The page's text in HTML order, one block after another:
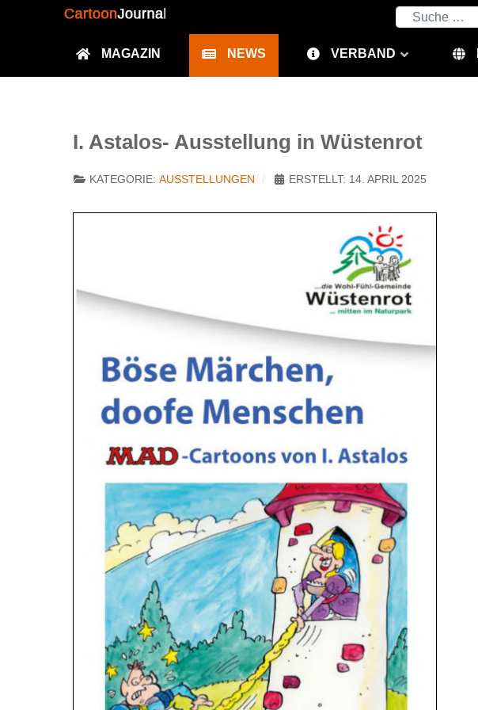
Suchen
MAGAZIN NEWS VERBAND
I. Astalos- Ausstellung in Wüstenrot
KATEGORIE: AUSSTELLUNGEN ERSTELLT: 14. APRIL 2025